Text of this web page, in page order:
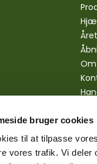
bruger cookies
til at tilpasse
vores trafik. Vi deler